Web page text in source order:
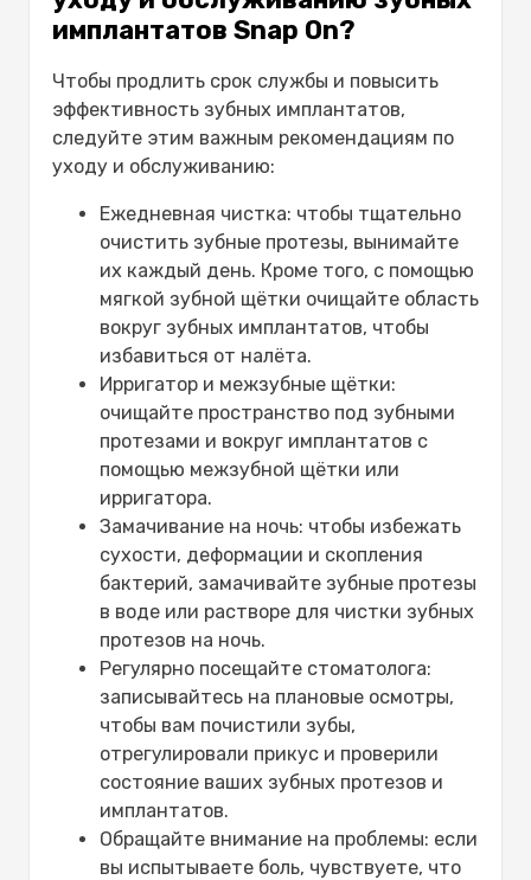
имплантатов Snap On?
Чтобы продлить срок службы и повысить
эффективность зубных имплантатов,
следуйте этим важным рекомендациям по
уходу и обслуживанию:
Ежедневная чистка: чтобы тщательно
очистить зубные протезы, вынимайте
их каждый день. Кроме того, с помощью
мягкой зубной щётки очищайте область
вокруг зубных имплантатов, чтобы
избавиться от налёта.
Ирригатор и межзубные щётки:
очищайте пространство под зубными
протезами и вокруг имплантатов с
помощью межзубной щётки или
ирригатора.
Замачивание на ночь: чтобы избежать
сухости, деформации и скопления
бактерий, замачивайте зубные протезы
в воде или растворе для чистки зубных
протезов на ночь.
Регулярно посещайте стоматолога:
записывайтесь на плановые осмотры,
чтобы вам почистили зубы,
отрегулировали прикус и проверили
состояние ваших зубных протезов и
имплантатов.
Обращайте внимание на проблемы: если
вы испытываете боль, чувствуете, что